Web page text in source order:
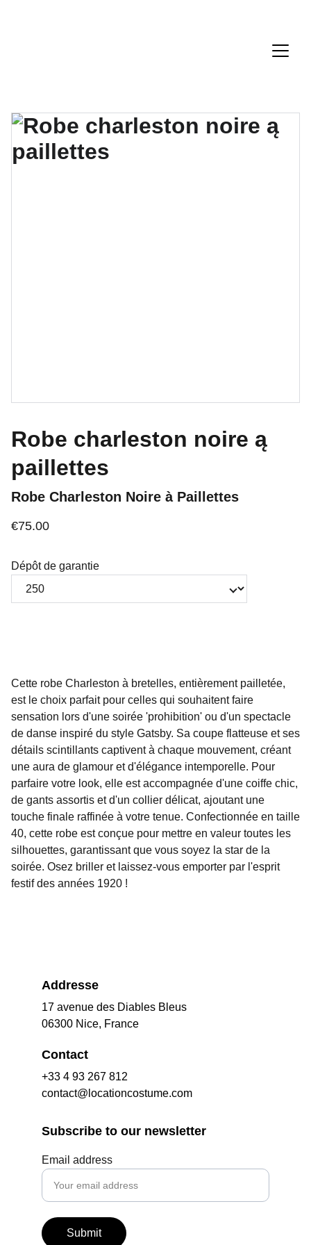
Robe charleston noire ą
paillettes
Robe Charleston Noire à Paillettes
€75.00
Dépôt de garantie
Cette robe Charleston à bretelles, entièrement pailletée,
est le choix parfait pour celles qui souhaitent faire
sensation lors d'une soirée 'prohibition' ou d'un spectacle
de danse inspiré du style Gatsby. Sa coupe flatteuse et ses
détails scintillants captivent à chaque mouvement, créant
une aura de glamour et d'élégance intemporelle. Pour
parfaire votre look, elle est accompagnée d'une coiffe chic,
de gants assortis et d'un collier délicat, ajoutant une
touche finale raffinée à votre tenue. Confectionnée en taille
40, cette robe est conçue pour mettre en valeur toutes les
silhouettes, garantissant que vous soyez la star de la
soirée. Osez briller et laissez-vous emporter par l'esprit
festif des années 1920 !
Addresse
17 avenue des Diables Bleus
06300 Nice, France
Contact
+33 4 93 267 812
contact@locationcostume.com
Subscribe to our newsletter
Email address
Submit